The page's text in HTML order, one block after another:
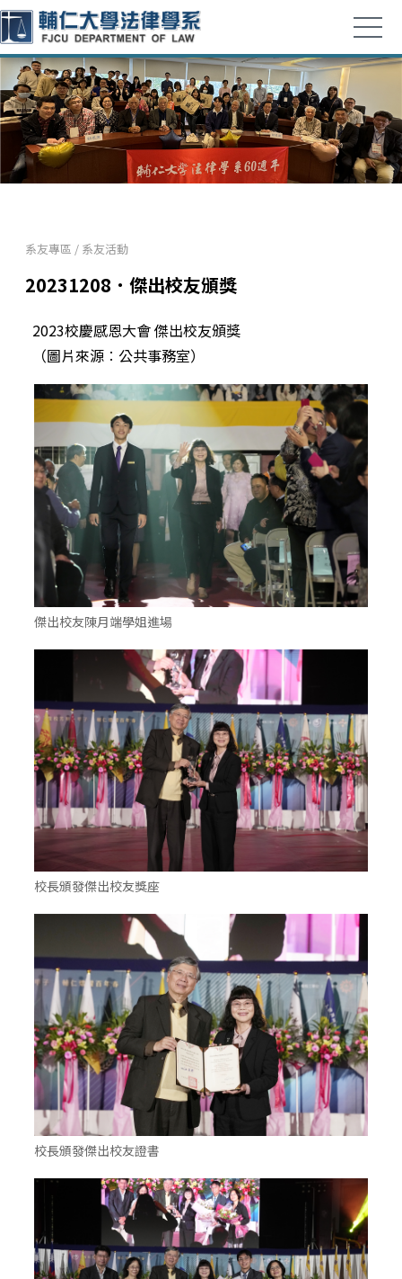
系友專區 / 系友活動
20231208．傑出校友頒獎
2023校慶感恩大會 傑出校友頒獎
（圖片來源︰公共事務室）
傑出校友陳月端學姐進場
校長頒發傑出校友獎座
校長頒發傑出校友證書